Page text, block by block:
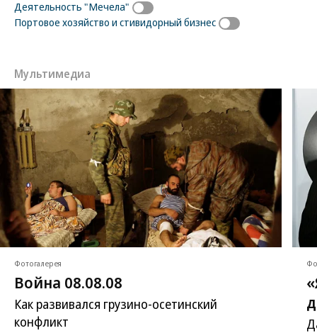
Деятельность "Мечела"
Портовое хозяйство и стивидорный бизнес
Мультимедиа
Фотогалерея
Война 08.08.08
Как развивался грузино-осетинский
конфликт